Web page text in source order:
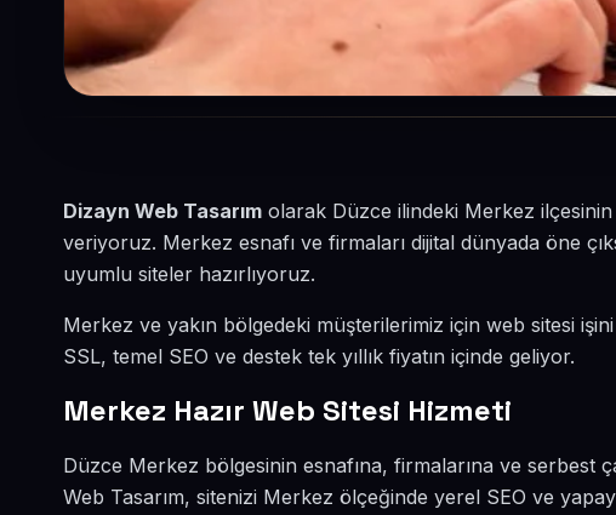
Dizayn Web Tasarım olarak Düzce ilindeki Merkez
veriyoruz. Merkez esnafı ve firmaları dijital dünyada öne
uyumlu siteler hazırlıyoruz.
Merkez ve yakın bölgedeki müşterilerimiz için web sitesi
SSL, temel SEO ve destek tek yıllık fiyatın içinde geliyor.
Merkez Hazır Web Sitesi Hizmeti
Düzce Merkez bölgesinin esnafına, firmalarına ve serbest
Web Tasarım, sitenizi Merkez ölçeğinde yerel SEO ve